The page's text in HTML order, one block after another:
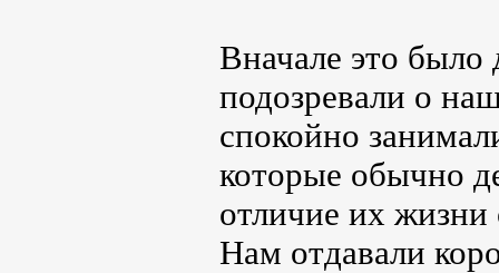
Вначале это было
подозревали о
спокойно
которые обычно
отличие их
Нам отдавали